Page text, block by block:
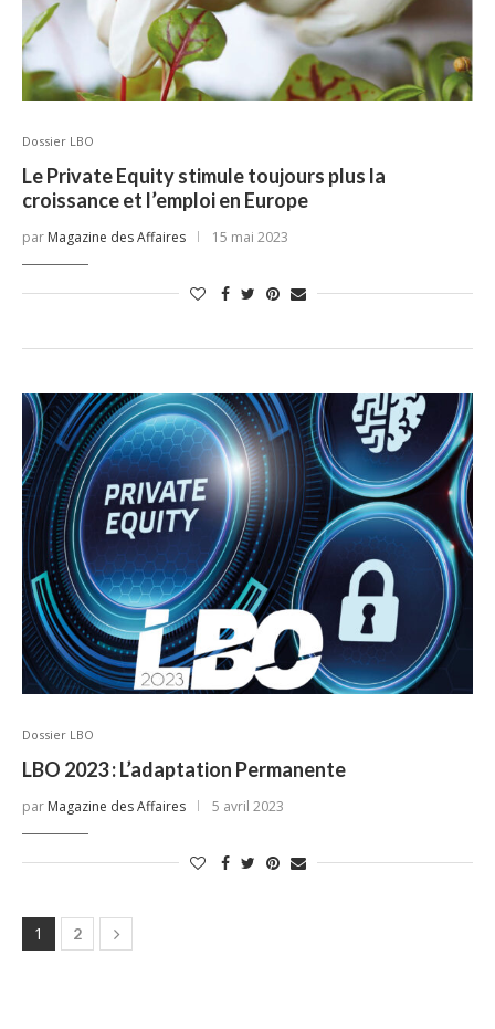
Dossier LBO
Le Private Equity stimule toujours plus la
croissance et l’emploi en Europe
par Magazine des Affaires 15 mai 2023
Dossier LBO
LBO 2023 : L’adaptation Permanente
par Magazine des Affaires 5 avril 2023
1 2